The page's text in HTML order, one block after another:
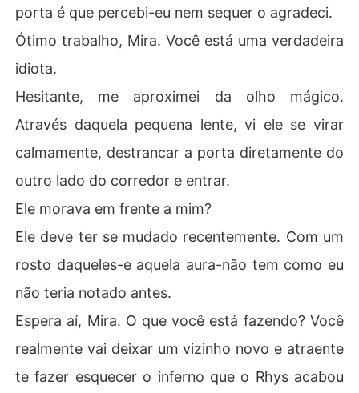
porta é que percebi-eu nem sequer o agradeci.
Ótimo trabalho, Mira. Você está uma verdadeira
idiota.
Hesitante, me aproximei da olho mágico.
Através daquela pequena lente, vi ele se virar
calmamente, destrancar a porta diretamente do
outro lado do corredor e entrar.
Ele morava em frente a mim?
Ele deve ter se mudado recentemente. Com um
rosto daqueles-e aquela aura-não tem como eu
não teria notado antes.
Espera aí, Mira. O que você está fazendo? Você
realmente vai deixar um vizinho novo e atraente
te fazer esquecer o inferno que o Rhys acabou